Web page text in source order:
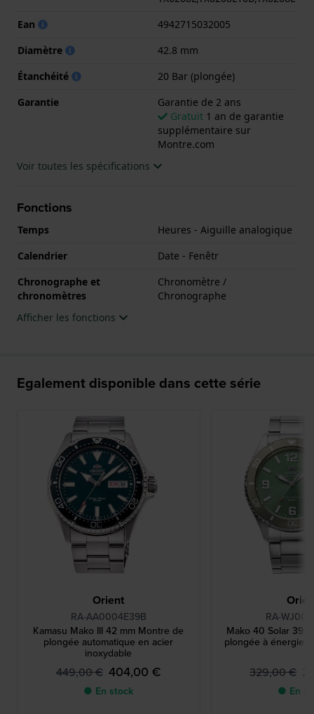
Ean
4942715032005
Diamètre
42.8 mm
Étanchéité
20 Bar (plongée)
Garantie
Garantie de 2 ans
Gratuit 1 an de garantie
supplémentaire sur
Montre.com
Voir toutes les spécifications
Fonctions
Temps
Heures - Aiguille analogique
Calendrier
Date - Fenêtr
Chronographe et
chronomètres
Chronomètre /
Chronographe
Afficher les fonctions
Egalement disponible dans cette série
Orient
RA-AA0004E39B
Kamasu Mako III 42 mm Montre de
plongée automatique en acier
inoxydable
449,00 € 404,00 €
● En stock
RA-
Mako 40 Solar
plongée à énergie
329,00 €
● En